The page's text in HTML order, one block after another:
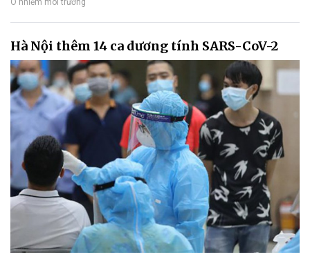
Ô nhiễm môi trường
Hà Nội thêm 14 ca dương tính SARS-CoV-2